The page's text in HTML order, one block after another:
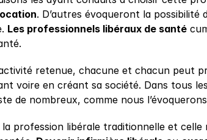
. D’autres évoqueront la possibilité
Les professionnels libéraux de santé
retenue, chacune et chacun peut
voire en créant sa société. Dans tous
de nombreux, comme nous
profession libérale traditionnelle et